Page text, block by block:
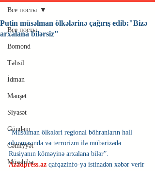
Все посты
Bomond
Təhsil
İdman
Manşet
Siyasət
Gündəm
Cəmiyyət
Müsahibə
Все посты
Putin müsəlman ölkələrinə çağırış edib:"Bizə
arxalana bilərsiz"
“Müsəlman ölkələri regional böhranların həll
olunmasında və terrorizm ilə mübarizədə
Rusiyanın köməyinə arxalana bilər”.
Azadpress.az qafqazinfo-ya istinadən xəbər verir